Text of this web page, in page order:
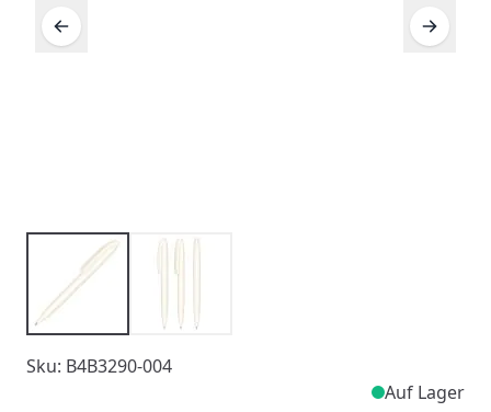
Sku: B4B3290-004
Auf Lager